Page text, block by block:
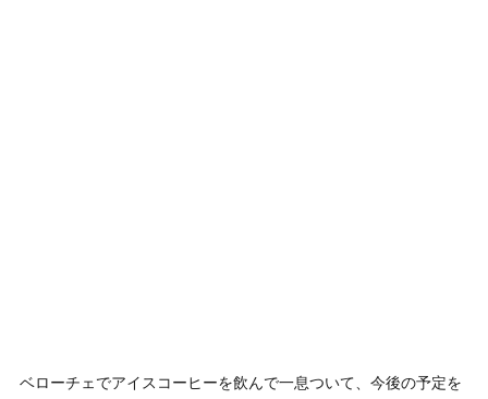
ベローチェでアイスコーヒーを飲んで一息ついて、今後の予定を